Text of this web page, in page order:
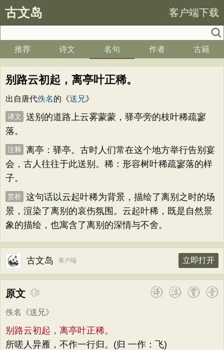
古文岛 客户端下载
推荐 诗文 名句 作者 古籍
别路云初起，离亭叶正稀。
出自唐代佚名的《送兄》
译文
送别的道路上云雾蒙蒙，驿亭旁的枝叶稀疏寥
落。
注释
离亭：驿亭。古时人们常在这个地方举行告别宴
会，古人往往于此送别。稀：形容树叶稀疏寥落的样
子。
赏析 这句话以云起叶稀为背景，描绘了离别之时的场
景，渲染了离别的哀伤氛围。云起叶稀，既是自然景
象的描绘，也寓含了离别的深情与不舍。
古文岛 客户端 立即打开
原文
佚名 《送兄》
别路云初起，离亭叶正稀。
所嗟人异雁，不作一行归。(归 一作：飞)